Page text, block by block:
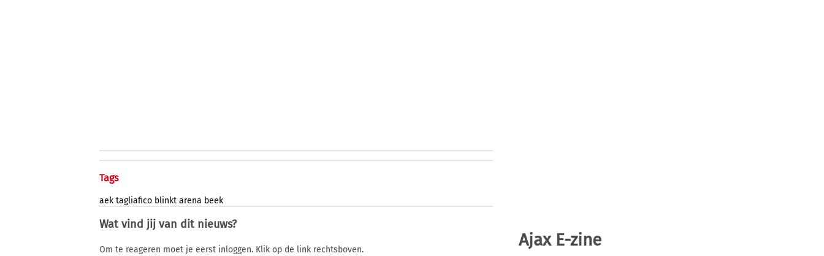
Tags
aek tagliafico blinkt arena beek
Wat vind jij van dit nieuws?
Om te reageren moet je eerst inloggen. Klik op de link rechtsboven. Ajax E-zine